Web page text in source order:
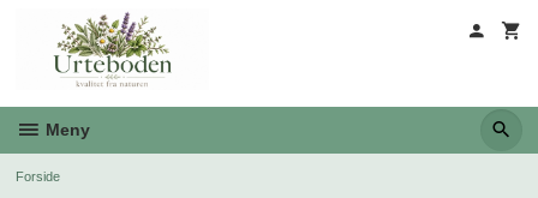
innholdet
Meny
Forside